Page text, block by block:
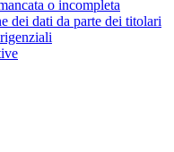
o incompleta
dei dati da parte dei titolari